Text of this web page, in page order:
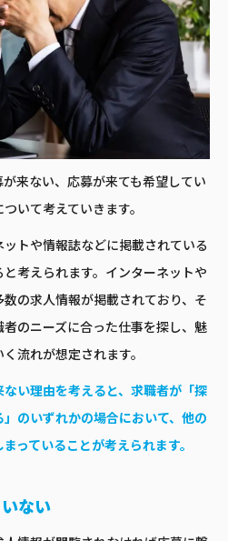
来ない、応募が来ても希望してい
いて考えていきます。
トや情報誌などに掲載されている
考えられます。インターネットや
の求人情報が掲載されており、そ
のニーズに合った仕事を探し、魅
流れが想定されます。
い理由を考えると、求職者が「探
のいずれかの場合において、他の
っていることが考えられます。
ない